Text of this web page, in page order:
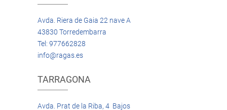
Avda. Riera de Gaia 22 nave A
43830 Torredembarra
Tel: 977662828
info@ragas.es
TARRAGONA
Avda. Prat de la Riba, 4 Bajos